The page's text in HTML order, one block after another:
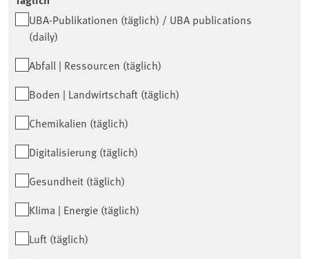
UBA-Publikationen (täglich) / UBA publications
(daily)
Abfall | Ressourcen (täglich)
Boden | Landwirtschaft (täglich)
Chemikalien (täglich)
Digitalisierung (täglich)
Gesundheit (täglich)
Klima | Energie (täglich)
Luft (täglich)